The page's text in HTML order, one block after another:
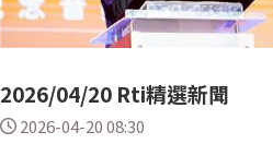
2026/04/20 Rti精選新聞
2026-04-20 08:30